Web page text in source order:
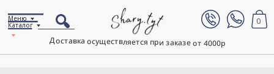
Доставка осуществляется при заказе от 4000р
0
Каталог
Меню